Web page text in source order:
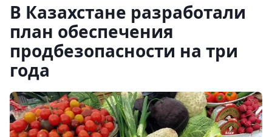
В Казахстане разработали
план обеспечения
продбезопасности на три
года